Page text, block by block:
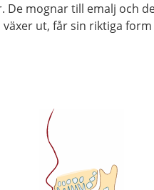
De mognar till emalj och
ut, får sin riktiga